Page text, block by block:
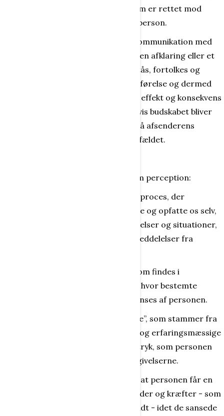
intention eller et bestemt ønske, som er rettet mod
noget bestemt eller mod en anden person.
Adfærden bliver dermed tegn i en kommunikation med
et budskab, der har til hensigt at nå en afklaring eller et
bestemt mål. Tegnet skal helst forstås, fortolkes og
derefter føre til en reaktion eller udførelse og dermed
helst få en betydning. Betydningens effekt og konsekvens
kommer naturligvis kun til udtryk, hvis budskabet bliver
forstået og omsat af modtageren på afsenderens
betingelser. Men det er ikke altid tilfældet.
Jørn Martin skriver underfundigt om perception:
Perception er - det forløb eller den proces, der
medfører, at vi kommer til at opdage og opfatte os selv,
andre mennesker, genstande, hændelser og situationer,
ord og begreber samt alle mulige meddelelser fra
Perception er - selve opfattelsen, som findes i
bevidstheden i nøjagtigt det øjeblik, hvor bestemte
følelsesindtryk m.m. tilføres eller sanses af personen.
Desuden er perception en ”oplevelse”, som stammer fra
personens følelsesmæssige, tanke- og erfaringsmæssige
bearbejdning af alle de sansede indtryk, som personen
får og har fået i kontakten med omgivelserne.
Generelt medfører oplevelser altid, at personen får en
erkendelse af nye skabende muligheder og kræfter - som
endnu ikke helt er opdaget og erkendt - idet de sansede